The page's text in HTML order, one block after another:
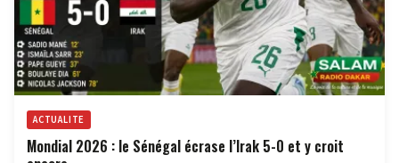
ACTUALITE
Mondial 2026 : le Sénégal écrase l’Irak 5-0 et y croit